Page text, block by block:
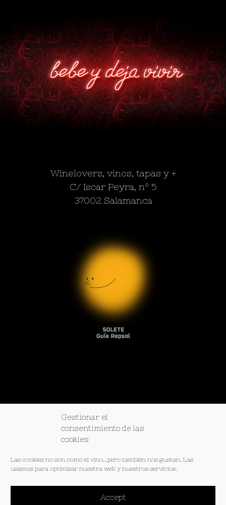
Gestionar el
consentimiento de las
cookies
Las cookies no son como el vino...pero también nos gustan. Las
usamos para optimizar nuestra web y nuestros servicios.
Accept
Winelovers, vinos, tapas y +
C/ Iscar Peyra, nº 5
37002 Salamanca
Instagram. TikTok.
Términos y Condiciones